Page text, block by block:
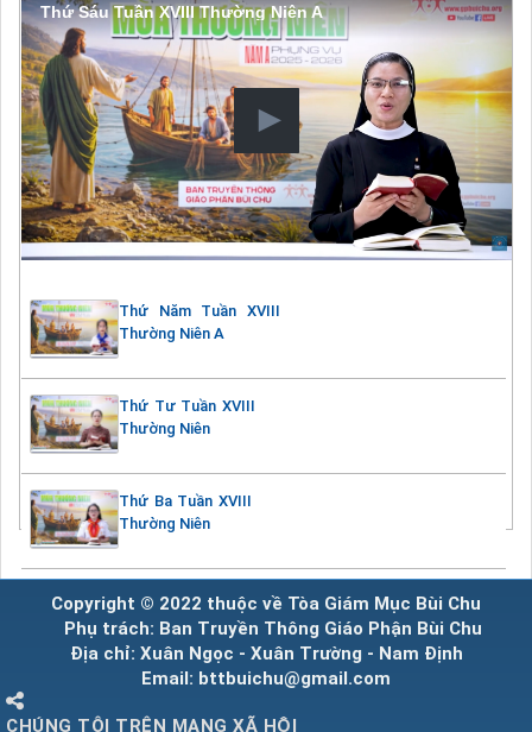
Thứ Sáu Tuần XVIII Thường Niên A
Thứ Năm Tuần XVIII
Thường Niên A
Thứ Tư Tuần XVIII
Thường Niên
Thứ Ba Tuần XVIII
Thường Niên
Copyright © 2022 thuộc về Tòa Giám Mục Bùi Chu
Phụ trách: Ban Truyền Thông Giáo Phận Bùi Chu
Địa chỉ: Xuân Ngọc - Xuân Trường - Nam Định
Email: bttbuichu@gmail.com
CHÚNG TÔI TRÊN MẠNG XÃ HỘI